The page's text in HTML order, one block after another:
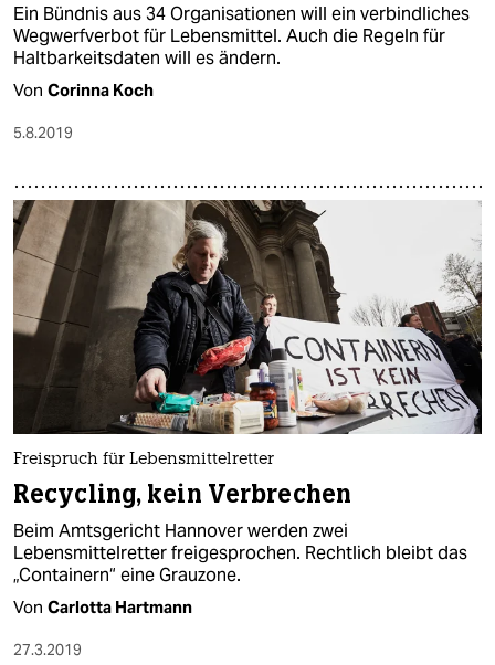
Ein Bündnis aus 34 Organisationen will ein verbindliches
Wegwerfverbot für Lebensmittel. Auch die Regeln für
Haltbarkeitsdaten will es ändern.
Von Corinna Koch
5.8.2019
Freispruch für Lebensmittelretter
Recycling, kein Verbrechen
Beim Amtsgericht Hannover werden zwei
Lebensmittelretter freigesprochen. Rechtlich bleibt das
„Containern“ eine Grauzone.
Von Carlotta Hartmann
27.3.2019